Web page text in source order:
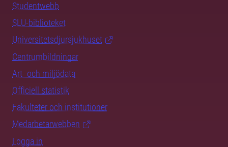
Studentwebb
SLU-biblioteket
Universitetsdjursjukhuset
Centrumbildningar
Art- och miljödata
Officiell statistik
Fakulteter och institutioner
Medarbetarwebben
Logga in